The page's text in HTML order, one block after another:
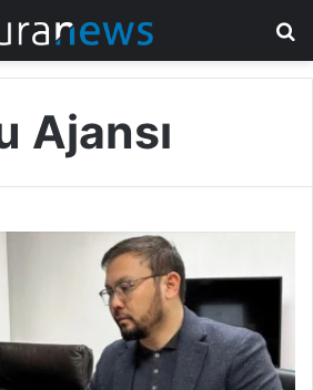
Ajansı